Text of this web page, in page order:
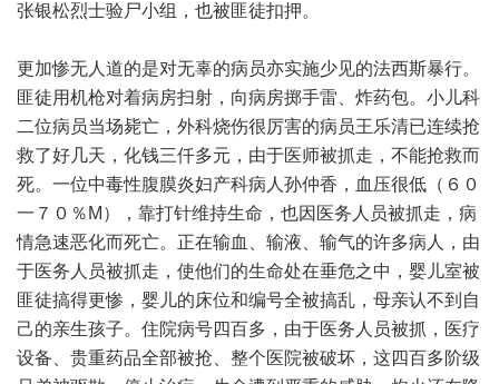
张银松烈士验尸小组，也被匪徒扣押。
更加惨无人道的是对无辜的病员亦实施少见的法西斯暴行。
匪徒用机枪对着病房扫射，向病房掷手雷、炸药包。小儿科
二位病员当场毙亡，外科烧伤很厉害的病员王乐清已连续抢
救了好几天，化钱三仟多元，由于医师被抓走，不能抢救而
死。一位中毒性腹膜炎妇产科病人孙仲香，血压很低（６０
一７０％M），靠打针维持生命，也因医务人员被抓走，病
情急速恶化而死亡。正在输血、输液、输气的许多病人，由
于医务人员被抓走，使他们的生命处在垂危之中，婴儿室被
匪徒搞得更惨，婴儿的床位和编号全被搞乱，母亲认不到自
己的亲生孩子。住院病号四百多，由于医务人员被抓，医疗
设备、贵重药品全部被抢、整个医院被破坏，这四百多阶级